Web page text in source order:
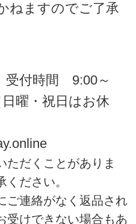
購入の
ただけま
クに応
ちら